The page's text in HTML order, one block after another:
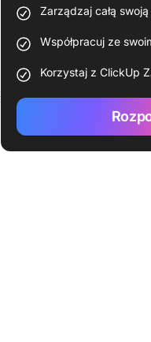
Zarządzaj całą
Współpracuj ze
Korzystaj z ClickUp